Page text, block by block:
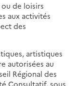
de loisirs
aux activités
des
artistiques
autorisées au
Régional des
Consultatif, sous